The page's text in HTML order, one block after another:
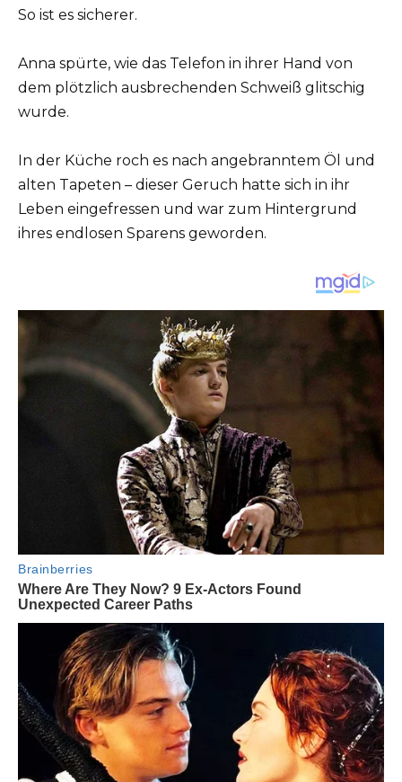
So ist es sicherer.
Anna spürte, wie das Telefon in ihrer Hand von
dem plötzlich ausbrechenden Schweiß glitschig
wurde.
In der Küche roch es nach angebranntem Öl und
alten Tapeten – dieser Geruch hatte sich in ihr
Leben eingefressen und war zum Hintergrund
ihres endlosen Sparens geworden.